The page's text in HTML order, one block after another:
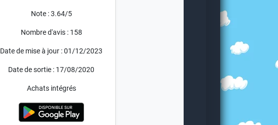
Note : 3.64/5
Nombre d'avis : 158
Date de mise à jour : 01/12/2023
Date de sortie : 17/08/2020
Achats intégrés